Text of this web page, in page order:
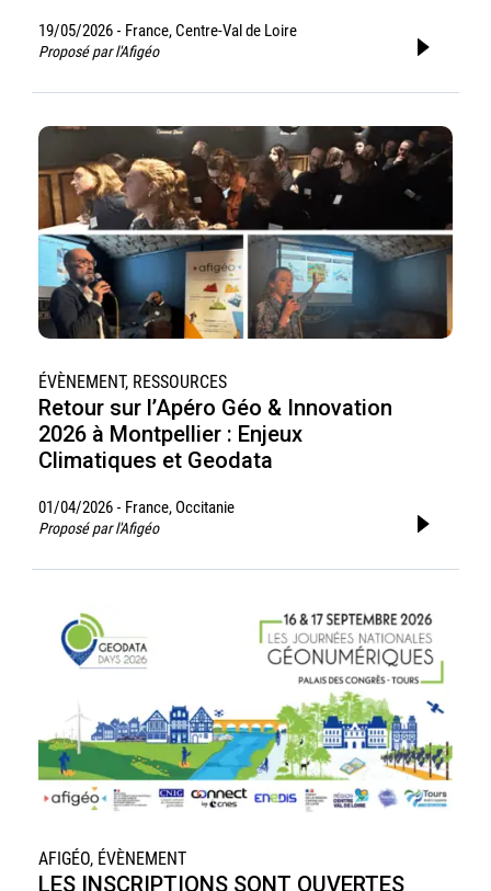
19/05/2026 - France, Centre-Val de Loire
Proposé par l'Afigéo
ÉVÈNEMENT, RESSOURCES
Retour sur l’Apéro Géo & Innovation
2026 à Montpellier : Enjeux
Climatiques et Geodata
01/04/2026 - France, Occitanie
Proposé par l'Afigéo
AFIGÉO, ÉVÈNEMENT
LES INSCRIPTIONS SONT OUVERTES